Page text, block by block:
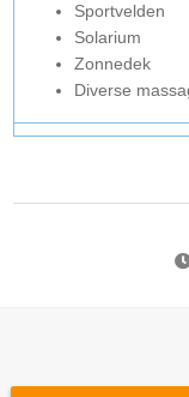
Sportvelden
Solarium
Zonnedek
Diverse